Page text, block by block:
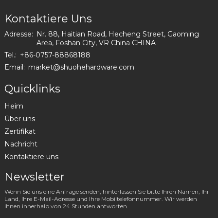
Kontaktiere Uns
Adresse: Nr. 88, Haitian Road, Hecheng Street, Gaoming
Area, Foshan City, VR China CHINA
Tel.: +86-0757-88868188
Email: market@shuohehardware.com
Quicklinks
Heim
Über uns
Zertifikat
Nachricht
Kontaktiere uns
Newsletter
Wenn Sie uns eine Anfrage senden, hinterlassen Sie bitte Ihren Namen, Ihr
Land, Ihre E-Mail-Adresse und Ihre Mobiltelefonnummer. Wir werden
Ihnen innerhalb von 24 Stunden antworten.